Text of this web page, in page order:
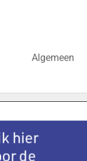
Algemeen